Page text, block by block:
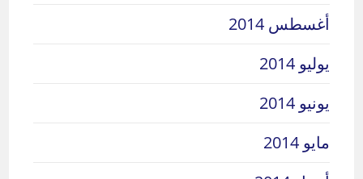
أغسطس 2014
يوليو 2014
يونيو 2014
مايو 2014